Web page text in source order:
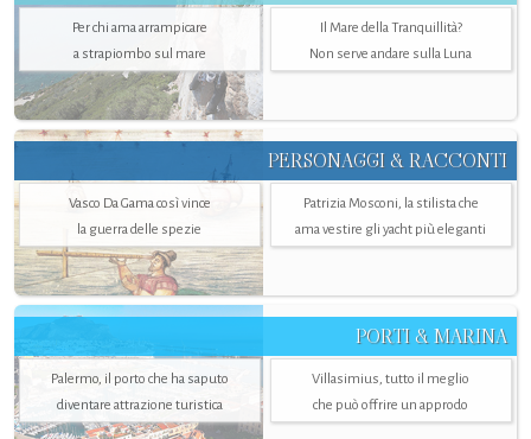
Per chi ama arrampicare
a strapiombo sul mare
Il Mare della Tranquillità?
Non serve andare sulla Luna
PERSONAGGI & RACCONTI
Vasco Da Gama così vince
la guerra delle spezie
Patrizia Mosconi, la stilista che
ama vestire gli yacht più eleganti
PORTI & MARINA
Palermo, il porto che ha saputo
diventare attrazione turistica
Villasimius, tutto il meglio
che può offrire un approdo